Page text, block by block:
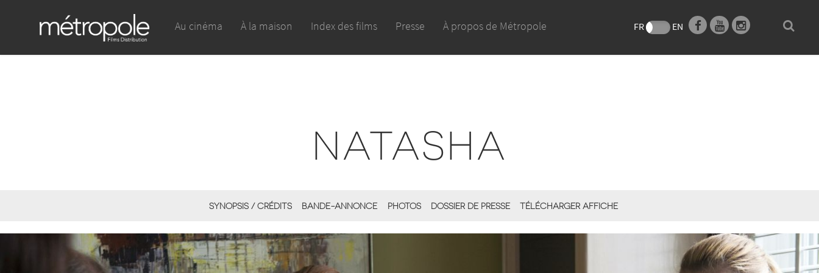
Au cinéma À la maison Index des films Presse À propos de Métropole FR EN
NATASHA
SYNOPSIS / CRÉDITS BANDE-ANNONCE PHOTOS DOSSIER DE PRESSE TÉLÉCHARGER AFFICHE